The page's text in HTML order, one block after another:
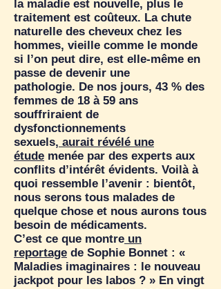
la maladie est nouvelle, plus le
traitement est coûteux. La chute
naturelle des cheveux chez les
hommes, vieille comme le monde
si l’on peut dire, est elle-même en
passe de devenir une
pathologie. De nos jours, 43 % des
femmes de 18 à 59 ans
souffriraient de
dysfonctionnements
sexuels, aurait révélé une
étude menée par des experts aux
conflits d’intérêt évidents. Voilà à
quoi ressemble l’avenir : bientôt,
nous serons tous malades de
quelque chose et nous aurons tous
besoin de médicaments.
C’est ce que montre un
reportage de Sophie Bonnet : «
Maladies imaginaires : le nouveau
jackpot pour les labos ? » En vingt